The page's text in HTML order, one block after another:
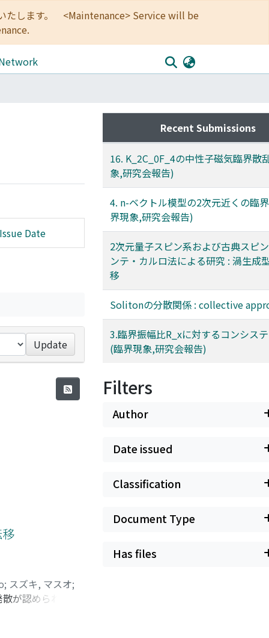
たします。 <Maintenance> Service will be
Date
Update
; スズキ, マスオ;
が認められない
が予測し
Recent Submissions
16. K_2C_0F_4の中性子磁気臨界散
象,研究会報告)
4. n-ベクトル模型の2次元近くの臨
界現象,研究会報告)
2次元量子スピン系および古典スピ
ンテ・カルロ法による研究 : 渦生成
移
Solitonの分散関係 : collective
3.臨界振幅比R_xに対するコンシス
(臨界現象,研究会報告)
Filters
Author
Date issued
Classification
Document Type
Has files